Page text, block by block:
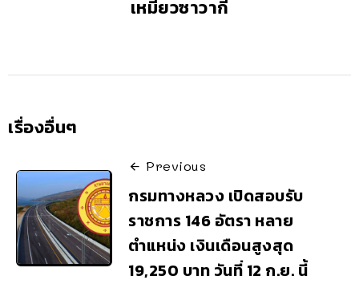
เหมียวซาวากี้
เรื่องอื่นๆ
Previous
กรมทางหลวง เปิดสอบรับ
ราชการ 146 อัตรา หลาย
ตำแหน่ง เงินเดือนสูงสุด
19,250 บาท วันที่ 12 ก.ย. นี้